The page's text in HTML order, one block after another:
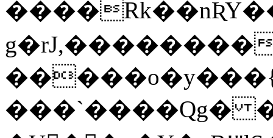
g�rJ,��������
���`����Qg�